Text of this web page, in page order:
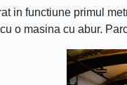
in functiune primul
o masina cu abur.